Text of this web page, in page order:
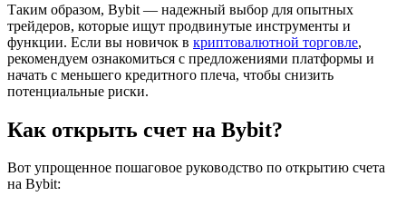
Таким образом, Bybit — надежный выбор для опытных
трейдеров, которые ищут продвинутые инструменты и
функции. Если вы новичок в криптовалютной торговле,
рекомендуем ознакомиться с предложениями платформы и
начать с меньшего кредитного плеча, чтобы снизить
потенциальные риски.
Как открыть счет на Bybit?
Вот упрощенное пошаговое руководство по открытию счета
на Bybit: